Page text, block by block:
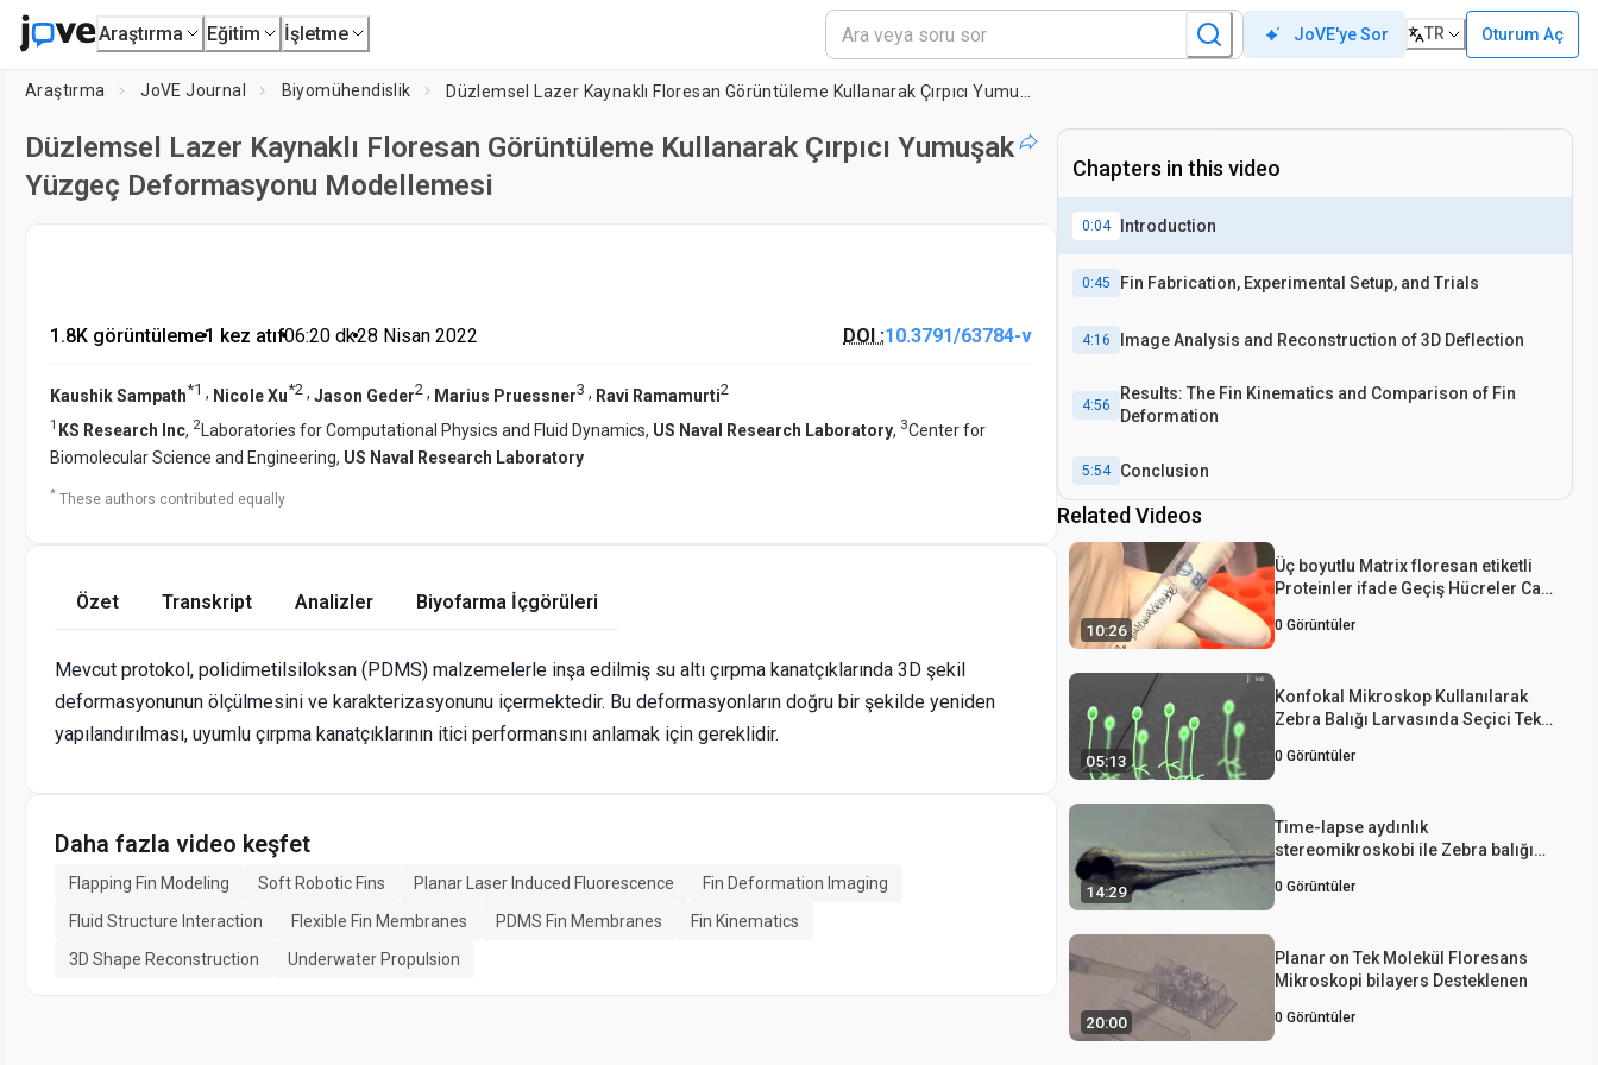
Araştırma Eğitim İşletme JoVE'ye Sor TR Oturum Aç
Araştırma JoVE Journal Biyomühendislik
Düzlemsel Lazer Kaynaklı Floresan Görüntüleme Kullanarak Çırpıcı Yumuşak
Yüzgeç Deformasyonu Modellemesi
1.8K görüntüleme•1 kez atıf•06:20 dk•28 Nisan 2022 DOI :10.3791/63784-v
Kaushik Sampath*1 , Nicole Xu*2 , Jason Geder2 , Marius Pruessner3 , Ravi Ramamurti2
1 KS Research Inc, 2Laboratories for Computational Physics and Fluid Dynamics, US Naval Research Laboratory, 3Center for
Biomolecular Science and Engineering, US Naval Research Laboratory
* These authors contributed equally
Özet Transkript Analizler Biyofarma İçgörüleri
Mevcut protokol, polidimetilsiloksan (PDMS) malzemelerle inşa edilmiş su altı çırpma kanatçıklarında 3D şekil
deformasyonunun ölçülmesini ve karakterizasyonunu içermektedir. Bu deformasyonların doğru bir şekilde yeniden
yapılandırılması, uyumlu çırpma kanatçıklarının itici performansını anlamak için gereklidir.
Daha fazla video keşfet
Flapping Fin Modeling Soft Robotic Fins Planar Laser Induced Fluorescence
Fin Deformation Imaging
Fluid Structure Interaction
Flexible Fin Membranes PDMS Fin Membranes
Fin Kinematics
3D Shape Reconstruction
Underwater Propulsion
Chapters in this video
0:04 Introduction
0:45 Fin Fabrication, Experimental Setup, and Trials
4:16 Image Analysis and Reconstruction of 3D Deflection
4:56
Results: The Fin Kinematics and Comparison of Fin
Deformation
5:54 Conclusion
Related Videos
10:26
Üç boyutlu Matrix floresan etiketli
Proteinler ifade Geçiş Hücreler Canlı
0 Görüntüler
05:13
Konfokal Mikroskop Kullanılarak
Zebra Balığı Larvasında Seçici Tek
0 Görüntüler
14:29
Time-lapse aydınlık
stereomikroskobi ile Zebra balığı
0 Görüntüler
20:00
Planar on Tek Molekül Floresans
Mikroskopi bilayers Desteklenen
0 Görüntüler